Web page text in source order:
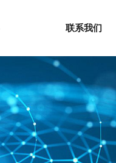
联系我们